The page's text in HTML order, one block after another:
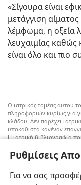
Ρυθμίσεις
Για να σας
«Σίγουρα είναι
μετάγγιση
λέμφωμα, η οξεία
λευχαιμίας καθώς
είναι όλο και πιο
Ο ιατρικός τομέας αυτού
πληροφοριών κυρίως για
κλάδου. Δεν παρέχει
υποκαθιστά κανέναν
Η ιατρική βιβλιογραφία
μπορούν να ληφθούν
τομέα της υγειονομικής
παίρνει αποφάσεις που